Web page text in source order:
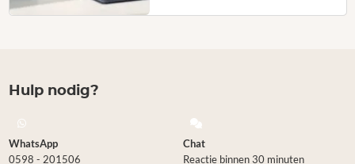
Hulp nodig?
WhatsApp
0598 - 201506
Chat
Reactie binnen 30 minuten